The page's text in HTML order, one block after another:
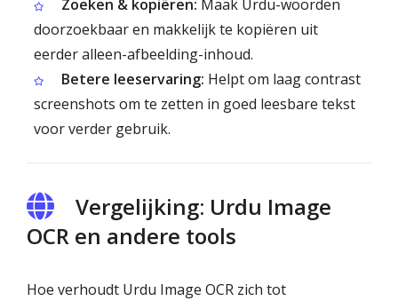
Zoeken & kopiëren: Maak Urdu-woorden
doorzoekbaar en makkelijk te kopiëren uit
eerder alleen-afbeelding-inhoud.
Betere leeservaring: Helpt om laag contrast
screenshots om te zetten in goed leesbare tekst
voor verder gebruik.
Vergelijking: Urdu Image
OCR en andere tools
Hoe verhoudt Urdu Image OCR zich tot